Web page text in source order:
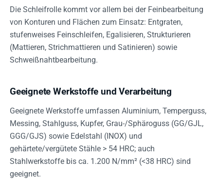
Die Schleifrolle kommt vor allem bei der Feinbearbeitung
von Konturen und Flächen zum Einsatz: Entgraten,
stufenweises Feinschleifen, Egalisieren, Strukturieren
(Mattieren, Strichmattieren und Satinieren) sowie
Schweißnahtbearbeitung.
Geeignete Werkstoffe und Verarbeitung
Geeignete Werkstoffe umfassen Aluminium, Temperguss,
Messing, Stahlguss, Kupfer, Grau-/Sphäroguss (GG/GJL,
GGG/GJS) sowie Edelstahl (INOX) und
gehärtete/vergütete Stähle > 54 HRC; auch
Stahlwerkstoffe bis ca. 1.200 N/mm² (<38 HRC) sind
geeignet.